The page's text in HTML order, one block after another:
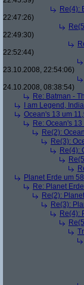
Re(4):
22:47:26)
22:49:30)
22:52:44)
23.10.2008, 22:54:06)
24.10.2008, 08:38:54)
Re: Batman -
I am Legend,
Ocean's 13 um
Re: Ocean's
Re(2):
Re(3):
Re(4):
Planet Erde um
Re: Planet
Re(2):
Re(3):
Re(4):